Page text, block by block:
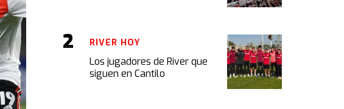
Los jugadores de River que
siguen en Cantilo
RIVER HOY